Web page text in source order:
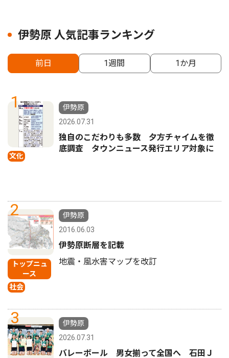
伊勢原 人気記事ランキング
前日 1週間 1か月
1
文化
伊勢原
2026.07.31
独自のこだわりも多数 夕方チャイムを徹
底調査 タウンニュース発行エリア対象に
2
トップニュ
ース
社会
伊勢原
2016.06.03
伊勢原断層を記載
地震・風水害マップを改訂
3
伊勢原
2026.07.31
バレーボール 男女揃って全国へ 石田Ｊ